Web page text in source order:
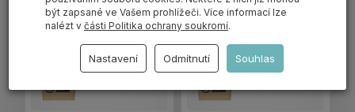
být zapsané ve Vašem prohlížeči. Více informací lze
nalézt v části Politika ochrany soukromí.
Nastavení Odmítnutí Souhlas